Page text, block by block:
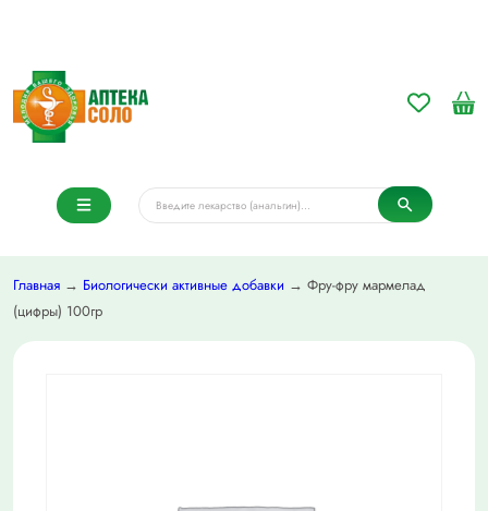
Главная → Биологически активные добавки → Фру-фру мармелад
(цифры) 100гр